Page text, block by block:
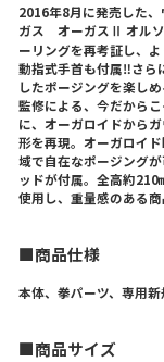
2016年8月に発売した
ガス オーガスⅡ オル
ーリングを再考証し、
動指式手首も付属‼さら
したポージングを楽し
監修による、今だから
に、オーガロイドから
形を再現。オーガロイ
域で自在なポージング
ッドが付属。全高約
使用し、重量感のある商
■商品仕様
本体、拳パーツ、専用
■商品サイズ